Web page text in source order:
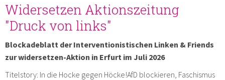
Widersetzen Aktionszeitung
"Druck von links"
Blockadeblatt der Interventionistischen Linken & Friends
zur widersetzen-Aktion in Erfurt im Juli 2026
Titelstory: In die Hocke gegen Höcke!AfD blockieren, Faschismus